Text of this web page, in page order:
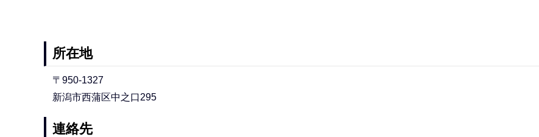
所在地
〒950-1327
新潟市西蒲区中之口295
連絡先